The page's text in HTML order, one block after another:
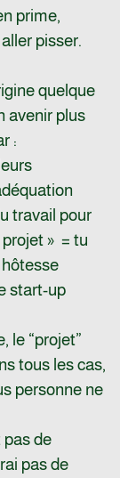
prime,
pisser.
quelque
avenir plus
:
travail pour
projet » = tu
start-up
le “projet”
tous les cas,
personne ne
pas de
pas de